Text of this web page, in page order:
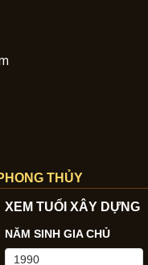
THỦY
XEM TUỔI XÂY DỰNG
NĂM SINH GIA CHỦ